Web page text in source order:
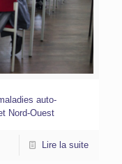
auto-
Nord-Ouest
Lire la suite